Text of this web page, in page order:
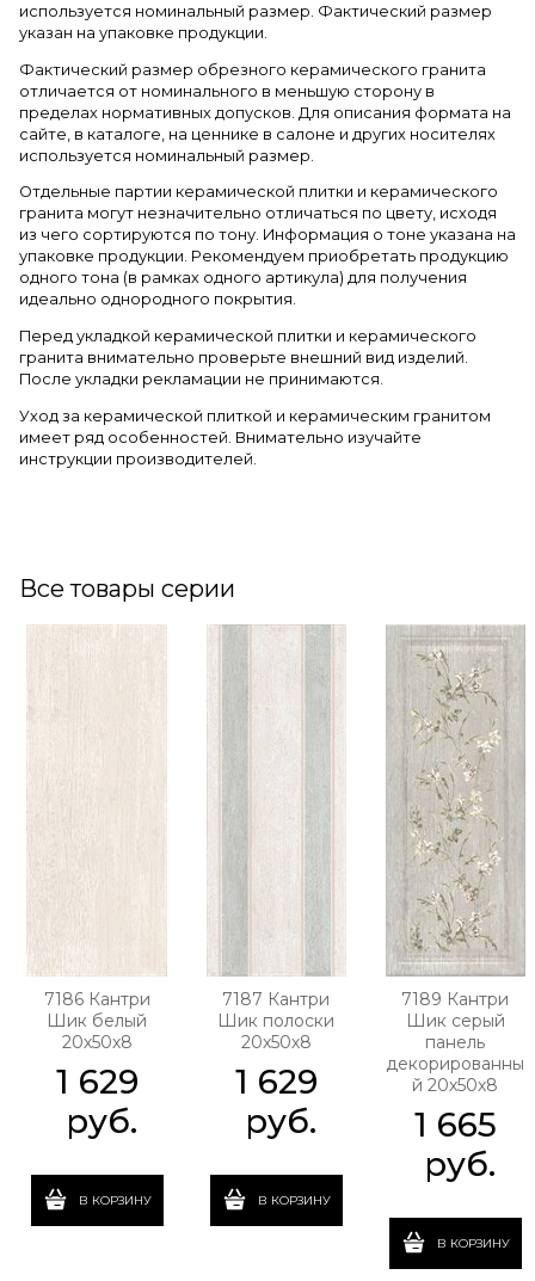
используется номинальный размер. Фактический размер
указан на упаковке продукции.
Фактический размер обрезного керамического гранита
отличается от номинального в меньшую сторону в
пределах нормативных допусков. Для описания формата на
сайте, в каталоге, на ценнике в салоне и других носителях
используется номинальный размер.
Отдельные партии керамической плитки и керамического
гранита могут незначительно отличаться по цвету, исходя
из чего сортируются по тону. Информация о тоне указана на
упаковке продукции. Рекомендуем приобретать продукцию
одного тона (в рамках одного артикула) для получения
идеально однородного покрытия.
Перед укладкой керамической плитки и керамического
гранита внимательно проверьте внешний вид изделий.
После укладки рекламации не принимаются.
Уход за керамической плиткой и керамическим гранитом
имеет ряд особенностей. Внимательно изучайте
инструкции производителей.
Все товары серии
7186 Кантри
Шик белый
20х50х8
1 629
руб.
В КОРЗИНУ
7187 Кантри
Шик полоски
20х50х8
1 629
руб.
В КОРЗИНУ
7189 Кантри
Шик серый
панель
декорированны
й 20х50х8
1 665
руб.
В КОРЗИНУ